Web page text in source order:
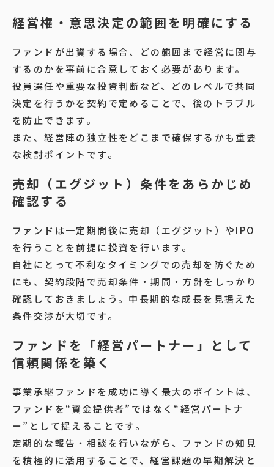
経営権・意思決定の範囲を明確にする
ファンドが出資する場合、どの範囲まで経営に関与
するのかを事前に合意しておく必要があります。
役員選任や重要な投資判断など、どのレベルで共同
決定を行うかを契約で定めることで、後のトラブル
を防止できます。
また、経営陣の独立性をどこまで確保するかも重要
な検討ポイントです。
売却（エグジット）条件をあらかじめ
確認する
ファンドは一定期間後に売却（エグジット）やIPO
を行うことを前提に投資を行います。
自社にとって不利なタイミングでの売却を防ぐため
にも、契約段階で売却条件・期間・方針をしっかり
確認しておきましょう。中長期的な成長を見据えた
条件交渉が大切です。
ファンドを「経営パートナー」として
信頼関係を築く
事業承継ファンドを成功に導く最大のポイントは、
ファンドを“資金提供者”ではなく“経営パートナ
ー”として捉えることです。
定期的な報告・相談を行いながら、ファンドの知見
を積極的に活用することで、経営課題の早期解決と